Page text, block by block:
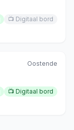
📺 Digitaal bord
Oostende
📺 Digitaal bord